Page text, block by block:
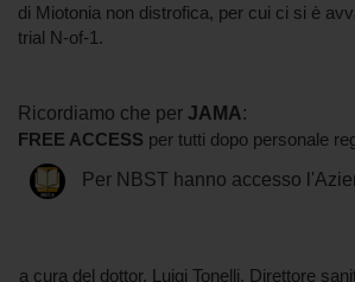
di Miotonia non distrofica, per cui ci si è
trial N-of-1.
Ricordiamo che per JAMA:
FREE ACCESS per tutti dopo personale
Per NBST hanno accesso
a cura del dottor. Luigi Tonelli, Direttore